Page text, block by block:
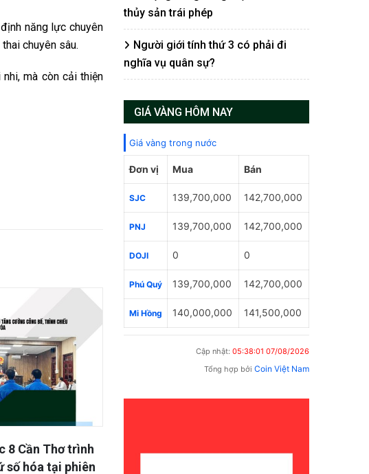
năng lực chuyên
chuyên sâu.
mà còn cải thiện
thái” đòi nợ
bán nợ: Hồi
thủy sản trái phép
Người giới tính thứ 3 có phải đi
nghĩa vụ quân sự?
GIÁ VÀNG HÔM NAY
Giá vàng trong nước
Đơn vị Mua Bán
SJC 139,700,000 142,700,000
PNJ 139,700,000 142,700,000
DOJI 0 0
Phú Quý 139,700,000 142,700,000
Mi Hồng 140,000,000 141,500,000
Cập nhật: 05:38:01 07/08/2026
Tổng hợp bởi Coin Việt Nam